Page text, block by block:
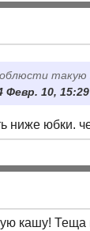
такую
Февр. 10, 15:29
ниже юбки.
кашу! Теща